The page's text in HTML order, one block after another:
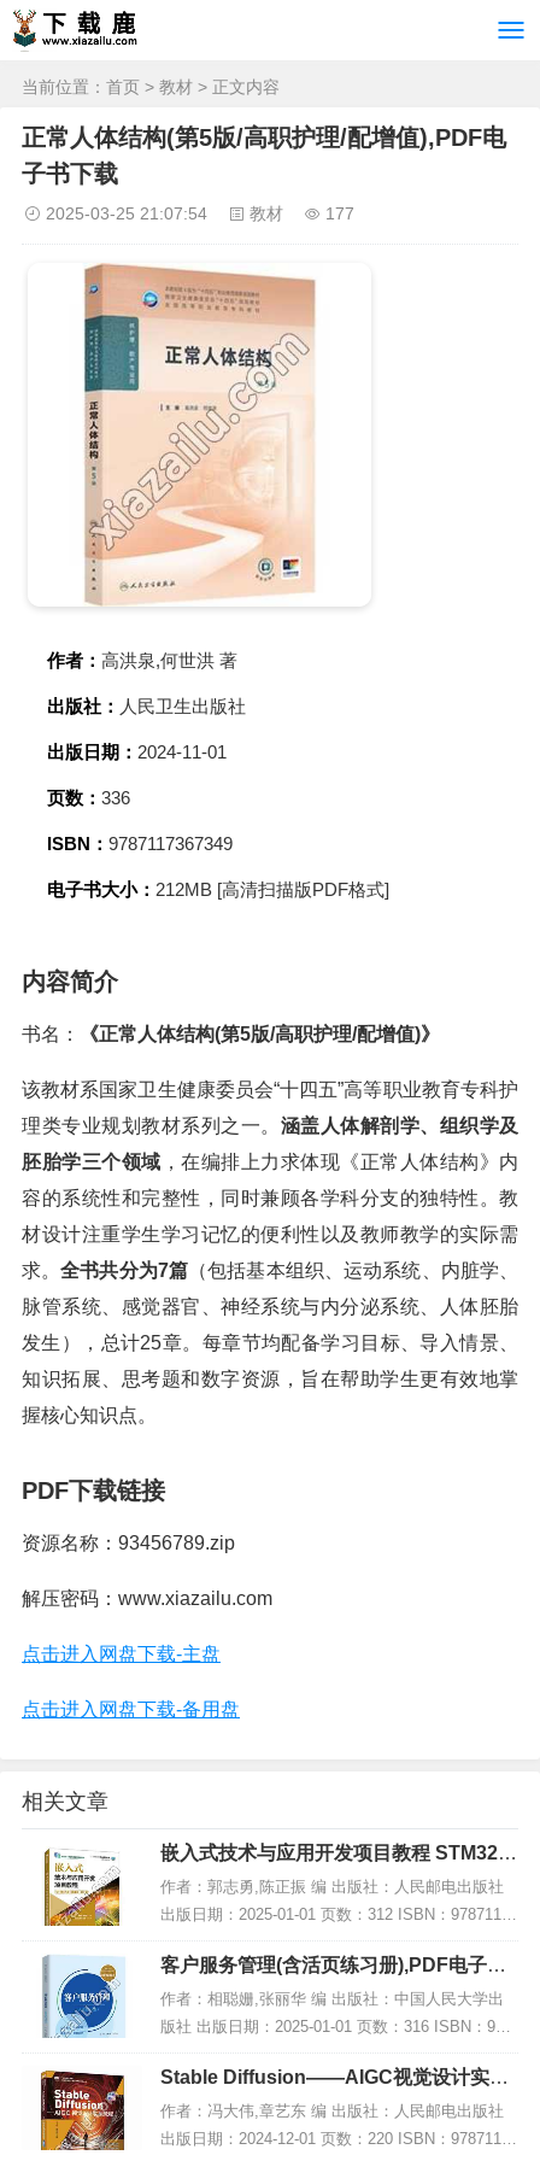
当前位置： 首页 > 教材 > 正文内容
正常人体结构(第5版/高职护理/配增值),PDF电
子书下载
2025-03-25 21:07:54 教材 177
作者： 高洪泉,何世洪 著
出版社： 人民卫生出版社
出版日期： 2024-11-01
页数： 336
ISBN： 9787117367349
电子书大小： 212MB [高清扫描版PDF格式]
内容简介
书名： 《正常人体结构(第5版/高职护理/配增值)》
该教材系国家卫生健康委员会“十四五”高等职业教育专科护
理类专业规划教材系列之一。 涵盖人体解剖学、组织学及
胚胎学三个领域 ，在编排上力求体现《正常人体结构》内
容的系统性和完整性，同时兼顾各学科分支的独特性。教
材设计注重学生学习记忆的便利性以及教师教学的实际需
求。全书共分为7篇 （包括基本组织、运动系统、内脏学、
脉管系统、感觉器官、神经系统与内分泌系统、人体胚胎
发生），总计25章。每章节均配备学习目标、导入情景、
知识拓展、思考题和数字资源，旨在帮助学生更有效地掌
握核心知识点。
PDF下载链接
资源名称：93456789.zip
解压密码：www.xiazailu.com
点击进入网盘下载-主盘
点击进入网盘下载-备用盘
相关文章
嵌入式技术与应用开发项目教程 STM32版
微课版 第2版,PDF下载
作者：郭志勇,陈正振 编 出版社：人民邮电出版社
出版日期：2025-01-01 页数：312 ISBN：97871156
55790 电子书大小：235MB [高清扫描版PDF格式]
内容简...
客户服务管理(含活页练习册),PDF电子书
网盘下载
作者：相聪姗,张丽华 编 出版社：中国人民大学出
版社 出版日期：2025-01-01 页数：316 ISBN：978
7300330402 电子书大小：205MB [高清扫描版PDF
格式] 内...
Stable Diffusion——AIGC视觉设计实战
教程 微课版,PDF下载
作者：冯大伟,章艺东 编 出版社：人民邮电出版社
出版日期：2024-12-01 页数：220 ISBN：97871156